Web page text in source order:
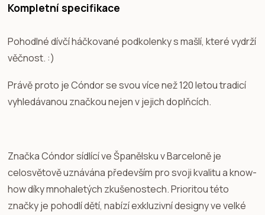
Kompletní specifikace
Pohodlné dívčí háčkované podkolenky s mašlí, které vydrží
věčnost. :)
Právě proto je Cóndor se svou více než 120 letou tradicí
vyhledávanou značkou nejen v jejich doplňcích.
Značka Cóndor sídlící ve Španělsku v Barceloně je
celosvětově uznávána především pro svoji kvalitu a know-
how díky mnohaletých zkušenostech. Prioritou této
značky je pohodlí dětí, nabízí exkluzivní designy ve velké